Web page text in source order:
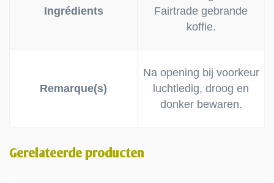
Ingrédients
Fairtrade gebrande
koffie.
Remarque(s)
Na opening bij voorkeur
luchtledig, droog en
donker bewaren.
Gerelateerde producten